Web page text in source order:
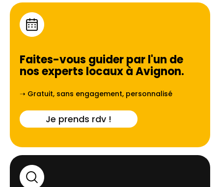
Faites-vous guider par l'un de
nos experts locaux àAvignon.
➝ Gratuit, sans engagement, personnalisé
Je prends rdv !